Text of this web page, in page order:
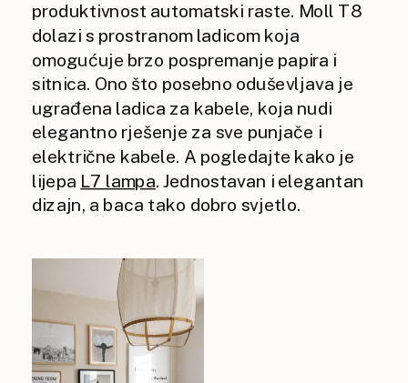
produktivnost automatski raste. Moll T8
dolazi s prostranom ladicom koja
omogućuje brzo pospremanje papira i
sitnica. Ono što posebno oduševljava je
ugrađena ladica za kabele, koja nudi
elegantno rješenje za sve punjače i
električne kabele. A pogledajte kako je
lijepa L7 lampa. Jednostavan i elegantan
dizajn, a baca tako dobro svjetlo.